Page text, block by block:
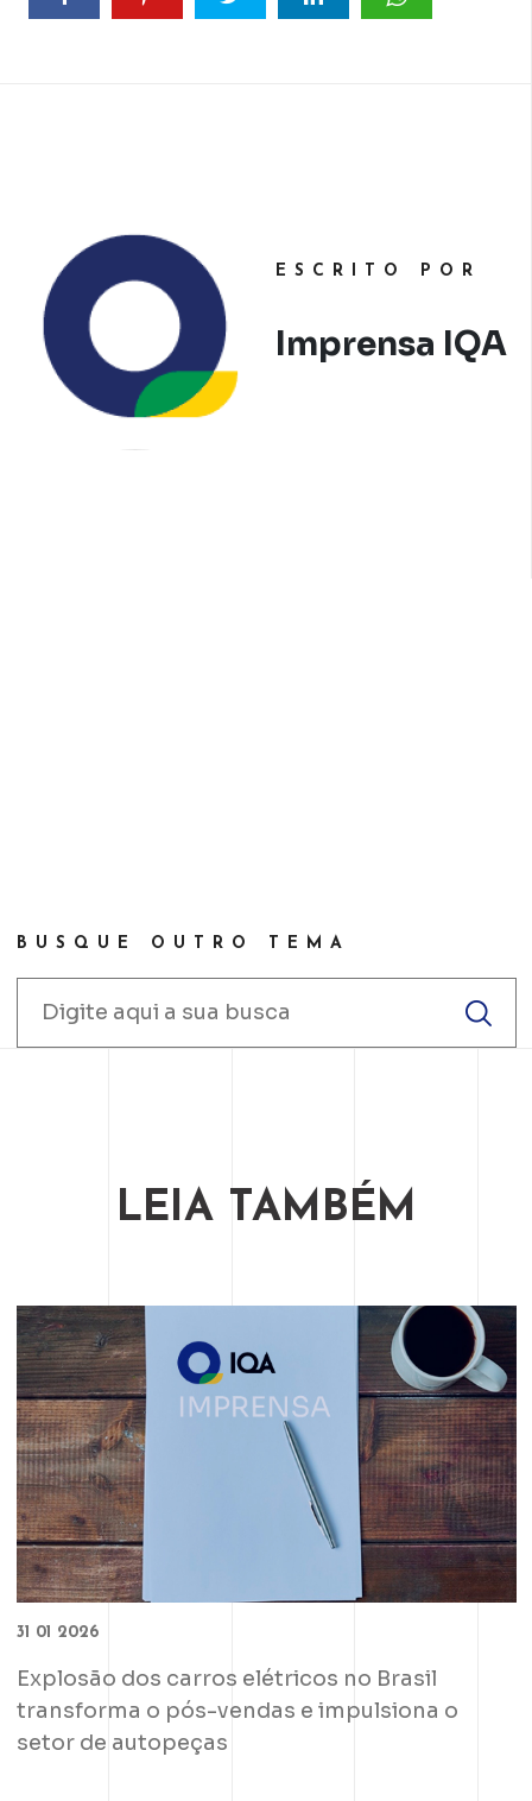
ESCRITO POR
Imprensa IQA
BUSQUE OUTRO TEMA
LEIA TAMBÉM
31 01 2026
Explosão dos carros elétricos no Brasil
transforma o pós-vendas e impulsiona o
setor de autopeças